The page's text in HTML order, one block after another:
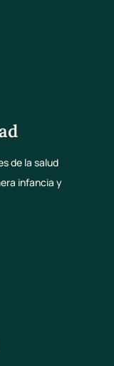
de la salud
infancia y